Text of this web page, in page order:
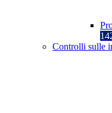
Controlli sulle